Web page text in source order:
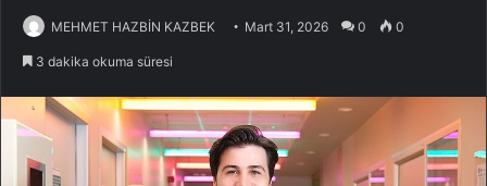
MEHMET HAZBİN KAZBEK Mart 31, 2026 0 0
3 dakika okuma süresi